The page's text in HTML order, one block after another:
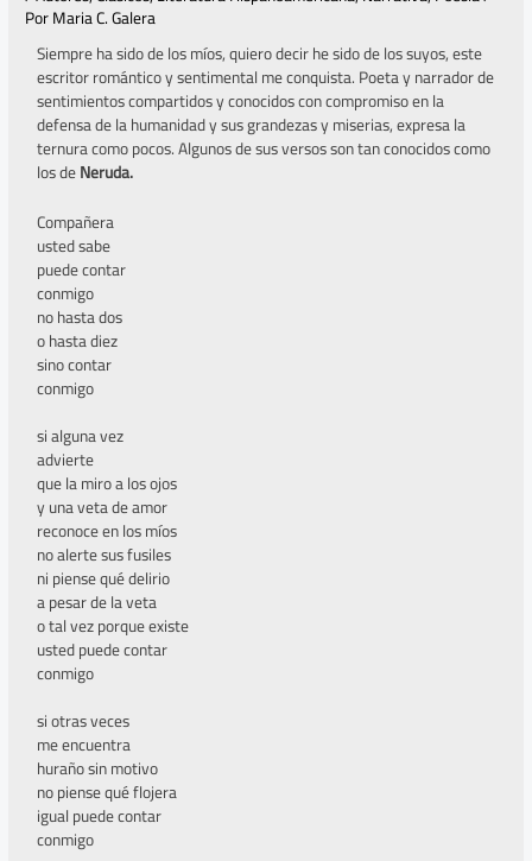
PorMaria C. Galera
Siempre ha sido de los míos, quiero decir he sido de los suyos, este
escritor romántico y sentimental me conquista. Poeta y narrador de
sentimientos compartidos y conocidos con compromiso en la
defensa de la humanidad y sus grandezas y miserias, expresa la
ternura como pocos. Algunos de sus versos son tan conocidos como
los deNeruda.
Compañera
usted sabe
puede contar
conmigo
no hasta dos
o hasta diez
sino contar
conmigo
si alguna vez
advierte
que la miro a los ojos
y una veta de amor
reconoce en los míos
no alerte sus fusiles
ni piense qué delirio
a pesar de la veta
o tal vez porque existe
usted puede contar
conmigo
si otras veces
me encuentra
huraño sin motivo
no piense qué flojera
igual puede contar
conmigo